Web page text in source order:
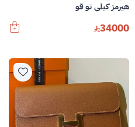
هيرمز كيلي تو قو
34000